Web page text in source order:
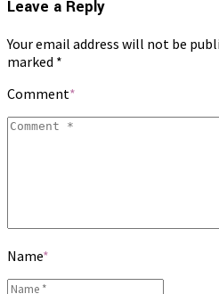
Leave a Reply
Your email address will not be
marked *
Comment*
Name*